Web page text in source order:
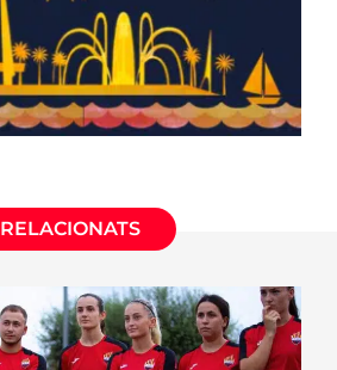
RELACIONATS